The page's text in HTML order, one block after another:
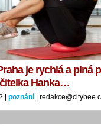
je rychlá a plná
Hanka…
| poznání |